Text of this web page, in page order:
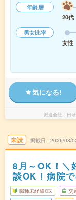
年齢層
20代
男女比率
女性
気になる!
派遣会社 日
未読 掲載日 2026/08/
8月～OK！＼
談OK！病院
職種未経験OK 交